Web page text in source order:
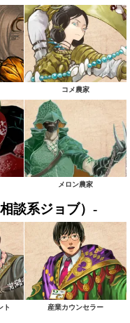
コメ農家
メロン農家
談系ジョブ）-
ト 産業カウンセラー